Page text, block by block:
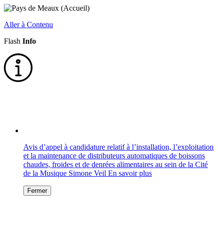
Aller à Contenu
Flash Info
Avis d’appel à candidature relatif à l’installation, l’exploitation
et la maintenance de distributeurs automatiques de boissons
chaudes, froides et de denrées alimentaires au sein de la Cité
de la Musique Simone Veil En savoir plus
Fermer